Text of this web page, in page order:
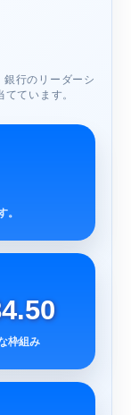
行のリーダーシ
ています。
。
枠組み